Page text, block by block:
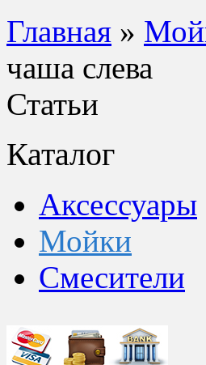
Главная »
чаша слева
Статьи
Каталог
Аксессуары
Мойки
Смесители